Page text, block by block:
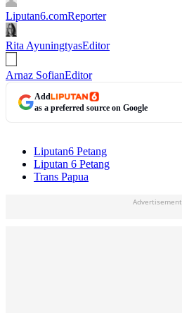
Liputan6.comReporter
Rita AyuningtyasEditor
Arnaz SofianEditor
Add
as a preferred source on Google
Liputan6 Petang
Liputan 6 Petang
Trans Papua
Advertisement